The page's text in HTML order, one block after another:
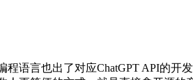
程语言也出了对应ChatGPT API的